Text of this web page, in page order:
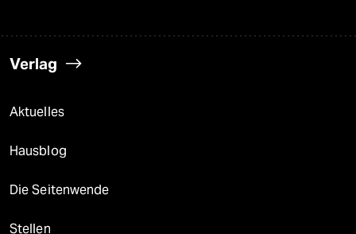
Verlag
Aktuelles
Hausblog
Die Seitenwende
Stellen